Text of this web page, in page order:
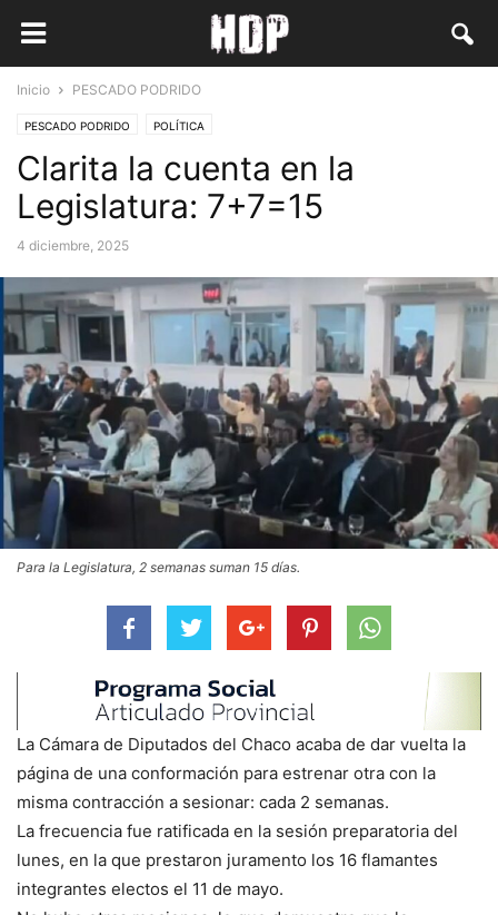
Inicio PESCADO PODRIDO
PESCADO PODRIDO POLÍTICA
Clarita la cuenta en la
Legislatura: 7+7=15
4 diciembre, 2025
Para la Legislatura, 2 semanas suman 15 días.
La Cámara de Diputados del Chaco acaba de dar vuelta la
página de una conformación para estrenar otra con la
misma contracción a sesionar: cada 2 semanas.
La frecuencia fue ratificada en la sesión preparatoria del
lunes, en la que prestaron juramento los 16 flamantes
integrantes electos el 11 de mayo.